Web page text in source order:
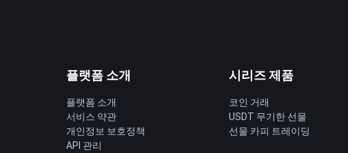
플랫폼 소개
플랫폼 소개
서비스 약관
개인정보 보호정책
API 관리
시리즈 제품
코인 거래
USDT 무기한 선물
선물 카피 트레이딩